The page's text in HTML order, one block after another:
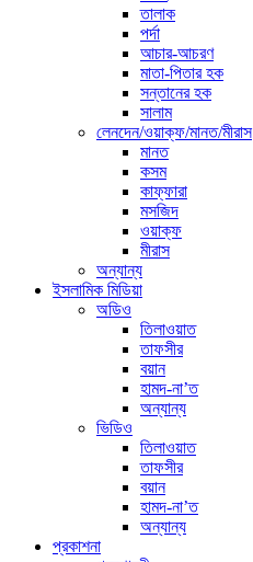
তালাক
পর্দা
আচার-আচরণ
মাতা-পিতার হক
সন্তানের হক
সালাম
লেনদেন/ওয়াক্ফ/মানত/মীরাস
মানত
কসম
কাফ্ফারা
মসজিদ
ওয়াক্ফ
মীরাস
অন্যান্য
ইসলামিক মিডিয়া
অডিও
তিলাওয়াত
তাফসীর
বয়ান
হামদ-না’ত
অন্যান্য
ভিডিও
তিলাওয়াত
তাফসীর
বয়ান
হামদ-না’ত
অন্যান্য
প্রকাশনা